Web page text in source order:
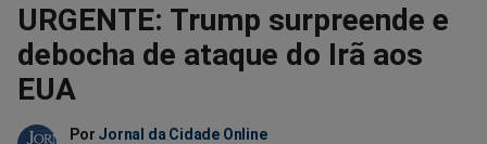
no
Facebook
no
no
no
no
no
URGENTE: Trump surpreende e
debocha de ataque do Irã aos
EUA
Por Jornal da Cidade Online